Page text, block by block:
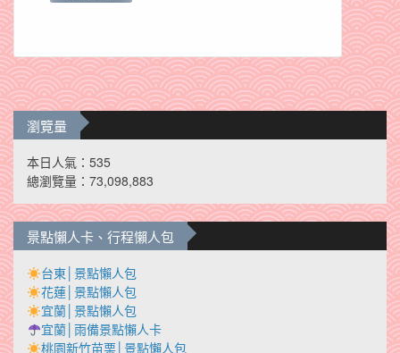
瀏覽量
本日人氣：535
總瀏覽量：73,098,883
景點懶人卡、行程懶人包
台東│景點懶人包
花蓮│景點懶人包
宜蘭│景點懶人包
宜蘭│雨備景點懶人卡
桃園新竹苗栗│景點懶人包